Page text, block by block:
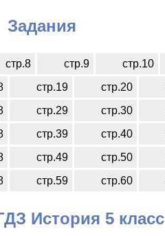
Задания
стр.8 стр.9 стр.10
стр.19 стр.20
стр.29 стр.30
стр.39 стр.40
стр.49 стр.50
стр.59 стр.60
История 5 класс